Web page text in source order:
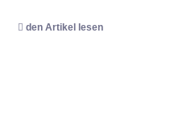
den Artikel lesen